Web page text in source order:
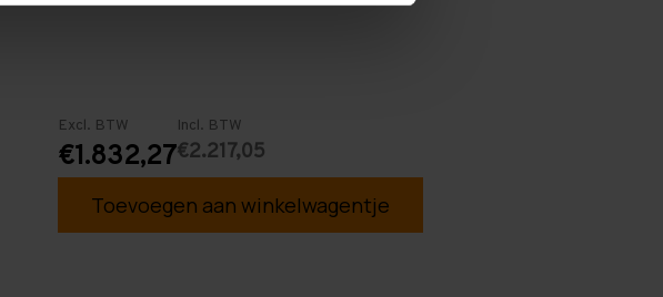
Excl. BTW
€1.832,27
Incl. BTW
€2.217,05
Toevoegen aan winkelwagentje